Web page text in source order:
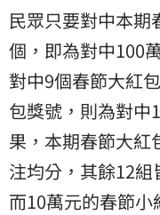
民眾只要對中本期
個，即為對中100
對中9個春節大紅
包獎號，則為對中
果，本期春節大紅
注均分，其餘12組
而10萬元的春節